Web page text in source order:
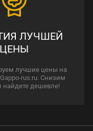
ЛУЧШЕЙ
ЦЕНЫ
лучшие цены на
rus.ru. Снизим
найдете дешевле!